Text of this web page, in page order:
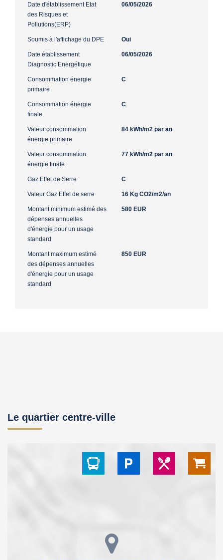
Date d'établissement Etat
des Risques et
Pollutions(ERP)
06/05/2026
Soumis à l'affichage du DPE Oui
Date établissement
Diagnostic Energétique
06/05/2026
Consommation énergie
primaire
C
Consommation énergie
finale
C
Valeur consommation
énergie primaire
84 kWh/m2 par an
Valeur consommation
énergie finale
77 kWh/m2 par an
Gaz Effet de Serre C
Valeur Gaz Effet de serre 16 Kg CO2/m2/an
Montant minimum estimé des
dépenses annuelles
d'énergie pour un usage
standard
580 EUR
Montant maximum estimé
des dépenses annuelles
d'énergie pour un usage
standard
850 EUR
Le quartier centre-ville